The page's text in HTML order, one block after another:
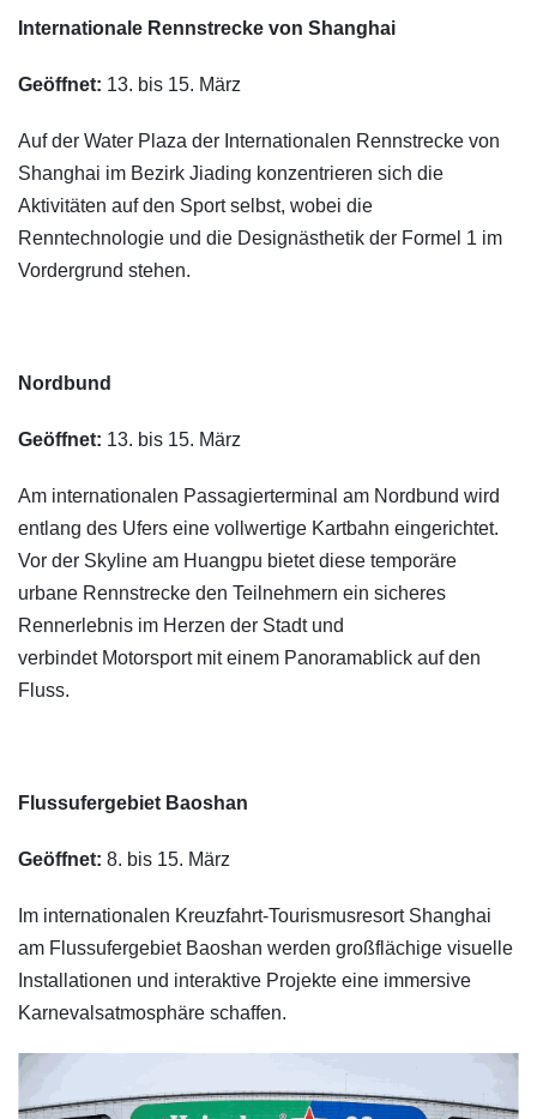
Internationale Rennstrecke von Shanghai
Geöffnet: 13. bis 15. März
Auf der Water Plaza der Internationalen Rennstrecke von
Shanghai im Bezirk Jiading konzentrieren sich die
Aktivitäten auf den Sport selbst, wobei die
Renntechnologie und die Designästhetik der Formel 1 im
Vordergrund stehen.
Nordbund
Geöffnet: 13. bis 15. März
Am internationalen Passagierterminal am Nordbund wird
entlang des Ufers eine vollwertige Kartbahn eingerichtet.
Vor der Skyline am Huangpu bietet diese temporäre
urbane Rennstrecke den Teilnehmern ein sicheres
Rennerlebnis im Herzen der Stadt und
verbindet Motorsport mit einem Panoramablick auf den
Fluss.
Flussufergebiet Baoshan
Geöffnet: 8. bis 15. März
Im internationalen Kreuzfahrt-Tourismusresort Shanghai
am Flussufergebiet Baoshan werden großflächige visuelle
Installationen und interaktive Projekte eine immersive
Karnevalsatmosphäre schaffen.